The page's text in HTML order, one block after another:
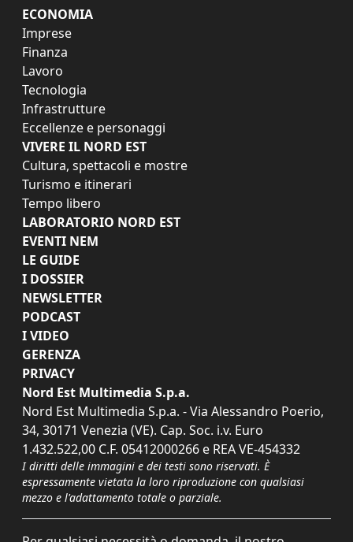
ECONOMIA
Imprese
Finanza
Lavoro
Tecnologia
Infrastrutture
Eccellenze e personaggi
VIVERE IL NORD EST
Cultura, spettacoli e mostre
Turismo e itinerari
Tempo libero
LABORATORIO NORD EST
EVENTI NEM
LE GUIDE
I DOSSIER
NEWSLETTER
PODCAST
I VIDEO
GERENZA
PRIVACY
Nord Est Multimedia S.p.a.
Nord Est Multimedia S.p.a. - Via Alessandro Poerio,
34, 30171 Venezia (VE). Cap. Soc. i.v. Euro
1.432.522,00 C.F. 05412000266 e REA VE-454332
I diritti delle immagini e dei testi sono riservati. È
espressamente vietata la loro riproduzione con qualsiasi
mezzo e l'adattamento totale o parziale.